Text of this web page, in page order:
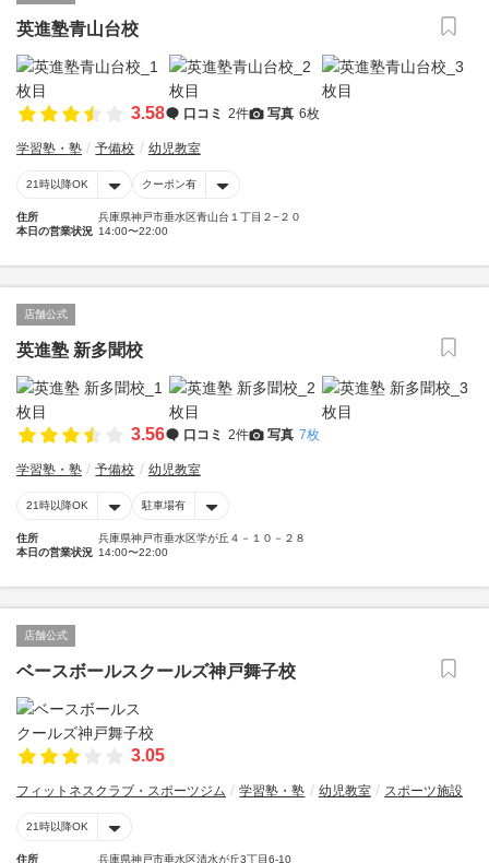
英進塾青山台校
3.58 口コミ 2件 写真 6枚
学習塾・塾 予備校 幼児教室
21時以降OK クーポン有
住所
兵庫県神戸市垂水区青山台１丁目２−２０
本日の営業状況 14:00〜22:00
店舗公式
英進塾 新多聞校
3.56 口コミ 2件 写真 7枚
学習塾・塾 予備校 幼児教室
21時以降OK 駐車場有
住所
兵庫県神戸市垂水区学が丘４－１０－２８
本日の営業状況 14:00〜22:00
店舗公式
ベースボールスクールズ神戸舞子校
3.05
フィットネスクラブ・スポーツジム 学習塾・塾 幼児教室 スポーツ施設
21時以降OK
住所 兵庫県神戸市垂水区清水が丘3丁目6-10